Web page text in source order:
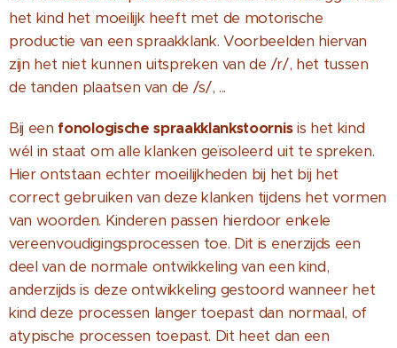
het kind het moeilijk heeft met de motorische
productie van een spraakklank. Voorbeelden hiervan
zijn het niet kunnen uitspreken van de /r/, het tussen
de tanden plaatsen van de /s/, ...
Bij een fonologische spraakklankstoornisis het kind
wél in staat om alle klanken geïsoleerd uit te spreken.
Hier ontstaan echter moeilijkheden bij het bij het
correct gebruiken van deze klanken tijdens het vormen
van woorden. Kinderen passen hierdoor enkele
vereenvoudigingsprocessen toe. Dit is enerzijds een
deel van de normale ontwikkeling van een kind,
anderzijds is deze ontwikkeling gestoord wanneer het
kind deze processen langer toepast dan normaal, of
atypische processen toepast. Dit heet dan een